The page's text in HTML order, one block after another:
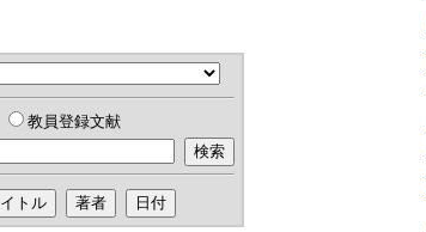
教員登録文献